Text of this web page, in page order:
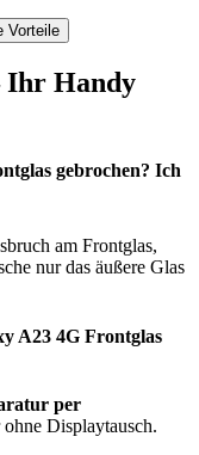
Vorteile
Ihr Handy
gebrochen? Ich
am Frontglas,
nur das äußere Glas
A23 4G Frontglas
per
Displaytausch.